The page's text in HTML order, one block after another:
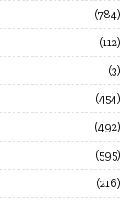
784
112
3
454
492
595
216